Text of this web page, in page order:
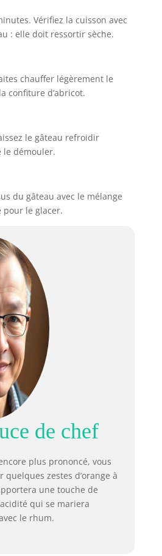
Vérifiez la cuisson avec
: elle doit ressortir sèche.
chauffer légèrement le
confiture d’abricot.
le gâteau refroidir
le démouler.
du gâteau avec le mélange
le glacer.
de chef
plus prononcé, vous
quelques zestes d’orange à
une touche de
qui se mariera
le rhum.